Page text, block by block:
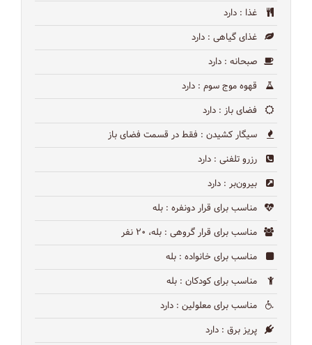
غذا : دارد
غذای گیاهی : دارد
صبحانه : دارد
قهوه موج سوم : دارد
فضای باز : دارد
سیگار کشیدن : فقط در قسمت فضای باز
رزرو تلفنی : دارد
بیرون‌بر : دارد
مناسب برای قرار دونفره : بله
مناسب برای قرار گروهی : بله، ۲۰ نفر
مناسب برای خانواده : بله
مناسب برای کودکان : بله
مناسب برای معلولین : دارد
پریز برق : دارد